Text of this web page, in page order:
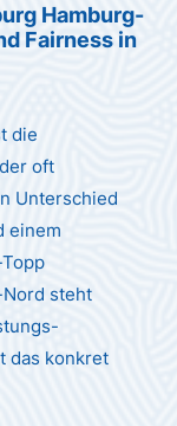
Hamburg-
Fairness in
die
oft
Unterschied
einem
steht
das konkret